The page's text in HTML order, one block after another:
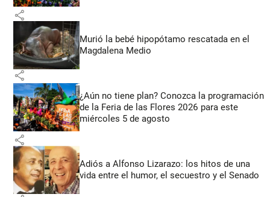
share
Murió la bebé hipopótamo rescatada en el
Magdalena Medio
share
¿Aún no tiene plan? Conozca la programación
de la Feria de las Flores 2026 para este
miércoles 5 de agosto
share
Adiós a Alfonso Lizarazo: los hitos de una
vida entre el humor, el secuestro y el Senado